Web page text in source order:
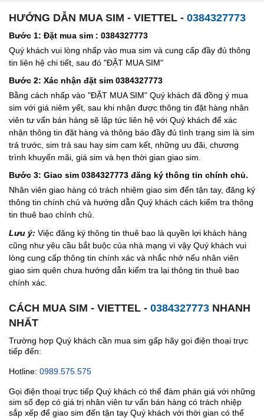
HƯỚNG DẪN MUA SIM - VIETTEL - 0384327773
Bước 1: Đặt mua sim : 0384327773
Quý khách vui lòng nhấp vào mua sim và cung cấp đầy đủ thông
tin liên hệ chi tiết, sau đó "ĐẶT MUA SIM"
Bước 2: Xác nhận đặt sim 0384327773
Bằng cách nhấp vào "ĐẶT MUA SIM" Quý khách đã đồng ý mua
sim với giá niêm yết, sau khi nhận được thông tin đặt hàng nhân
viên tư vấn bán hàng sẽ lập tức liên hệ với Quý khách để xác
nhận thông tin đặt hàng và thông báo đầy đủ tình trạng sim là sim
trả trước, sim trả sau hay sim cam kết, những ưu đãi, chương
trình khuyến mãi, giá sim và hẹn thời gian giao sim.
Bước 3: Giao sim 0384327773 đăng ký thông tin chính chủ.
Nhân viên giao hàng có trách nhiệm giao sim đến tận tay, đăng ký
thông tin chính chủ và hướng dẫn Quý khách cách kiểm tra thông
tin thuê bao chính chủ.
Lưu ý: Việc đăng ký thông tin thuê bao là quyền lợi khách hàng
cũng như yêu cầu bắt buộc của nhà mạng vì vậy Quý khách vui
lòng cung cấp thông tin chính xác và nhắc nhở nếu nhân viên
giao sim quên chưa hướng dẫn kiểm tra lại thông tin thuê bao
chính xác.
CÁCH MUA SIM - VIETTEL - 0384327773 NHANH
NHẤT
Trường hợp Quý khách cần mua sim gấp hãy gọi điện thoại trực
tiếp đến:
Hotline: 0989.575.575
Gọi điện thoại trực tiếp Quý khách có thể đàm phán giá với những
sim số đẹp có giá trị nhân viên tư vấn bán hàng có trách nhiệp
sắp xếp để giao sim đến tận tay Quý khách với thời gian có thể